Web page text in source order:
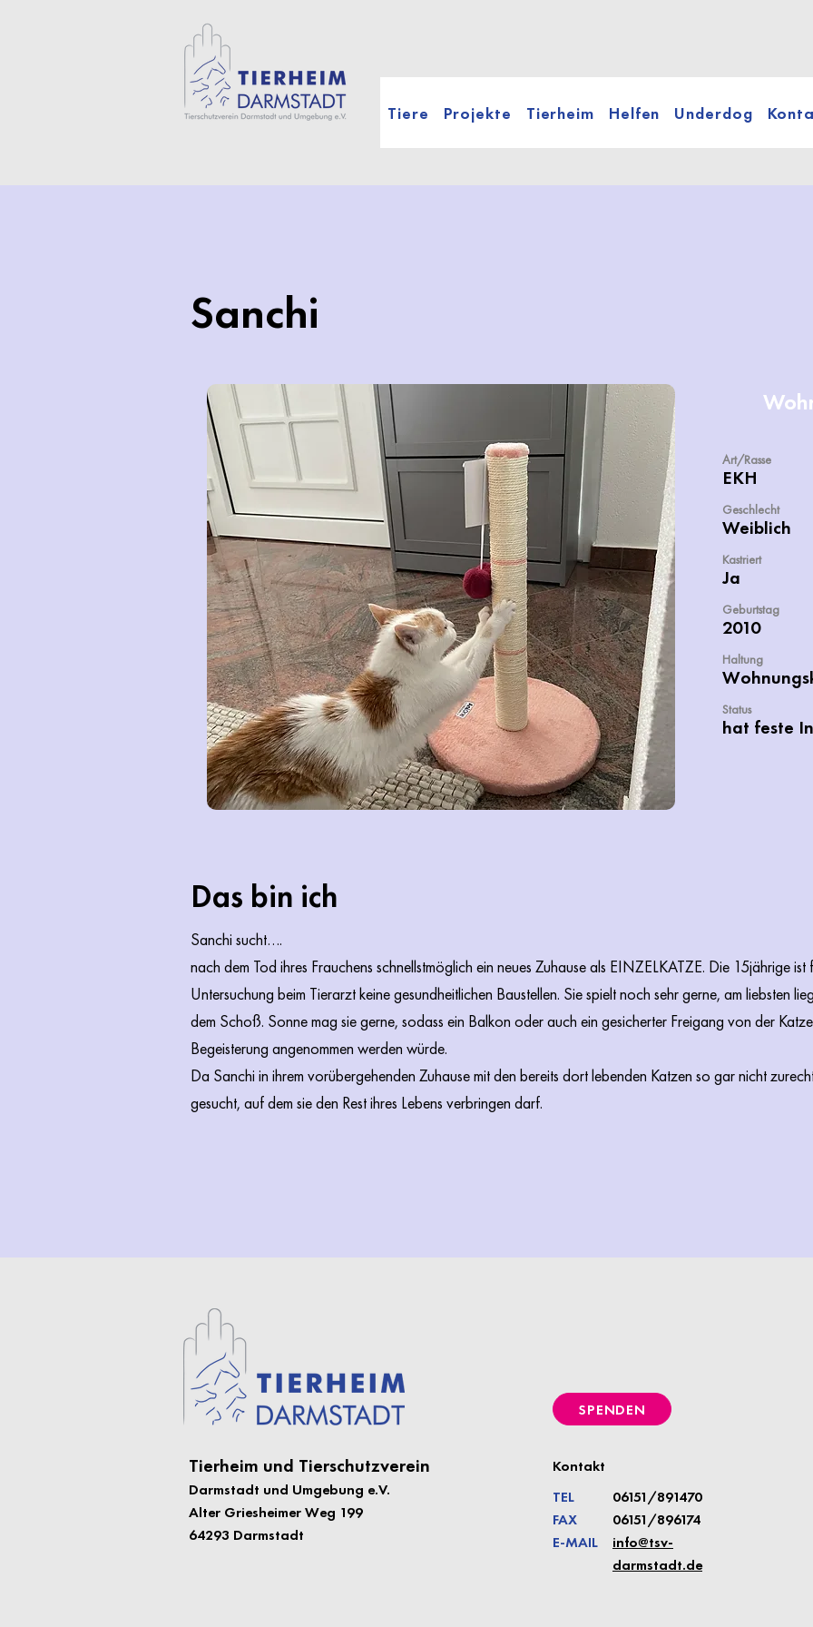
Tiere Projekte Tierheim Helfen Underdog
Sanchi
EKH
Art/Rasse
Weiblich
Geschlecht
Ja
Kastriert
2010
Geburtstag
Haltung
Status
hat feste
Das bin ich
Sanchi sucht….
nach dem Tod ihres Frauchens schnellstmöglich ein neues Zuhause als EINZELKATZE. Die 15jährige
Untersuchung beim Tierarzt keine gesundheitlichen Baustellen. Sie spielt noch sehr gerne, am liebsten
dem Schoß. Sonne mag sie gerne, sodass ein Balkon oder auch ein gesicherter Freigang von der
Begeisterung angenommen werden würde.
Da Sanchi in ihrem vorübergehenden Zuhause mit den bereits dort lebenden Katzen so gar nicht
gesucht, auf dem sie den Rest ihres Lebens verbringen darf.
Tierheim und Tierschutzverein
Darmstadt und Umgebung e.V.
Alter Griesheimer Weg 199
64293 Darmstadt
SPENDEN
Kontakt
TEL
FAX
E-MAIL
06151/891470
06151/896174
info@tsv-
darmstadt.de